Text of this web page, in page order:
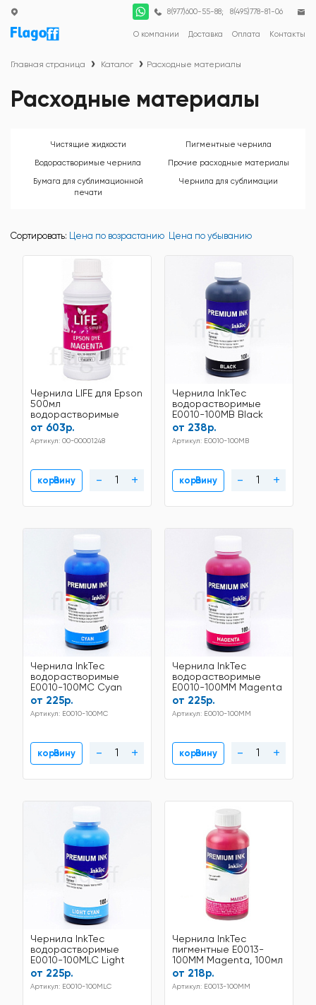
О компании Доставка Оплата Контакты
8(977)600-55-88; 8(495)778-81-06
Главная страница Каталог Расходные материалы
Расходные материалы
Чистящие жидкости
Пигментные чернила
Водорастворимые чернила
Прочие расходные материалы
Бумага для сублимационной
печати
Чернила для сублимации
Сортировать: Цена по возрастанию Цена по убыванию
Чернила LIFE для Epson
500мл
водорастворимые
Magenta
от 603р.
Артикул: 00-00001248
В корзину - +
Чернила InkTec
водорастворимые
E0010-100МВ Black
100мл
от 238р.
Артикул: E0010-100МВ
В корзину - +
Чернила InkTec
водорастворимые
E0010-100MC Cyan
100мл
от 225р.
Артикул: E0010-100MC
В корзину - +
Чернила InkTec
водорастворимые
E0010-100MM Magenta
100мл
от 225р.
Артикул: E0010-100MM
В корзину - +
Чернила InkTec
водорастворимые
E0010-100MLC Light
Cyan 100мл
от 225р.
Артикул: E0010-100MLC
Чернила InkTec
пигментные E0013-
100MM Magenta, 100мл
от 218р.
Артикул: E0013-100MM